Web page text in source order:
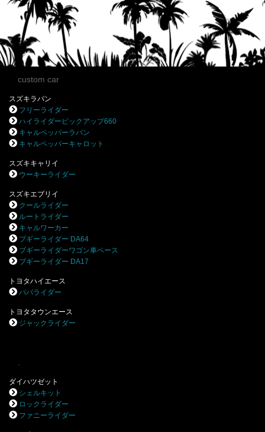
custom car
スズキラパン
フリーライダー
ハイライダーピックアップ660
キャルペッパーラパン
キャルペッパーキャロット
スズキキャリイ
ウーキーライダー
スズキエブリイ
クールライダー
ルートライダー
キャルワーカー
ブギーライダー DA64
ブギーライダーワゴン車ベース
ブギーライダー DA17
トヨタハイエース
パパライダー
トヨタタウンエース
ジャックライダー
ダイハツゼット
シェルキット
ロックライダー
ファニーライダー